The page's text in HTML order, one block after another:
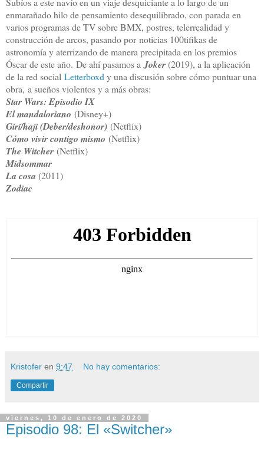
enmarañado hilo de pensamiento desequilibrado, con parada en
varios programas de TV sobre BMX, postres, telerrealidad y
construcción de arcos, pasando por noticias 100tifikas de
astronomía y aterrizando de manera precipitada en los premios
Óscar de este año. De ahí pasamos a Joker(2019), a la aplicación
de la red social Letterboxd y una discusión sobre cómo puntuar una
obra, a sueños violentos y a más obras:
Star Wars: Episodio IX
El mandaloriano (Disney+)
Giri/haji (Deber/deshonor) (Netflix)
Cómo vivir contigo mismo (Netflix)
The Witcher (Netflix)
Midsommar
La cosa (2011)
Zodiac
Kristofer en 9:47 No hay comentarios:
Compartir
viernes, 10 de enero de 2020
Episodio 98: El «Switcher»